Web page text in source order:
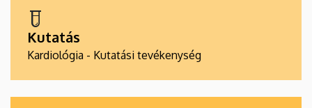
Kutatás
Kardiológia - Kutatási tevékenység